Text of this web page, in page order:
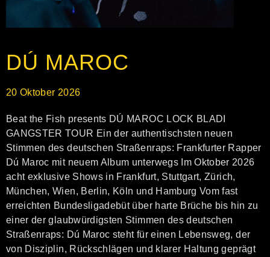
DÚ MAROC
20 Oktober 2026
Beat the Fish presents DÚ MAROC LOCK BLADI
GANGSTER TOUR Ein der authentischsten neuen
Stimmen des deutschen Straßenraps: Frankfurter Rapper
Dú Maroc mit neuem Album unterwegs Im Oktober 2026
acht exklusive Shows in Frankfurt, Stuttgart, Zürich,
München, Wien, Berlin, Köln und Hamburg Vom fast
erreichten Bundesligadebüt über harte Brüche bis hin zu
einer der glaubwürdigsten Stimmen des deutschen
Straßenraps: Dú Maroc steht für einen Lebensweg, der
von Disziplin, Rückschlägen und klarer Haltung geprägt